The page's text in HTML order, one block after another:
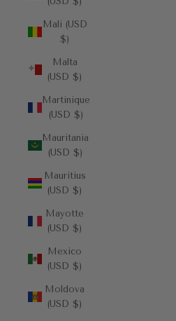
Mali (USD
$)
Malta
(USD $)
Martinique
(USD $)
Mauritania
(USD $)
Mauritius
(USD $)
Mayotte
(USD $)
Mexico
(USD $)
Moldova
(USD $)